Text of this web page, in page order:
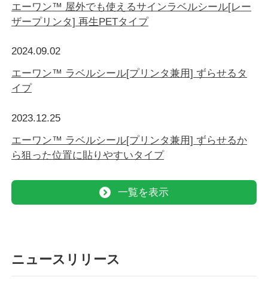
一覧を表示
エーワン™ 屋外でも使えるサインラベルシール[レー
ザープリンタ] 再生PETタイプ
2024.09.02
エーワン™ ラベルシール[プリンタ兼用] ずらせるタ
イプ
2023.12.25
エーワン™ ラベルシール[プリンタ兼用] ずらせるか
ら狙った位置に貼りやすいタイプ
ニュースリリース